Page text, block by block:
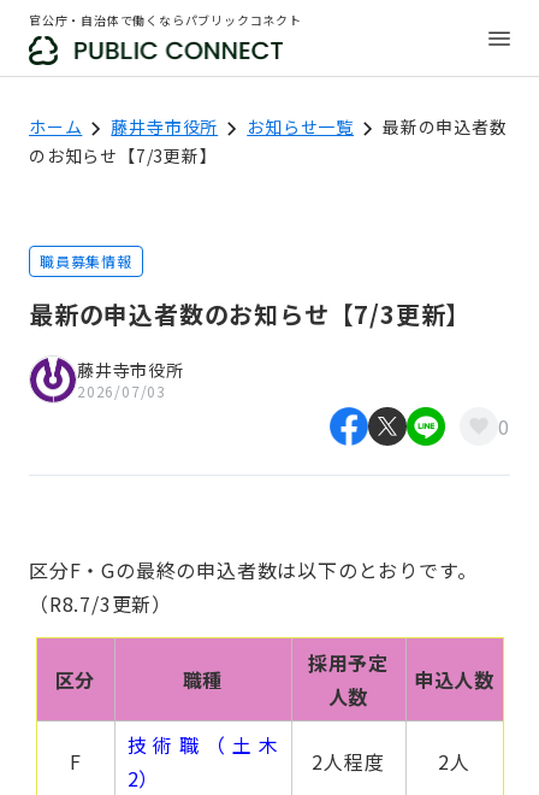
官公庁・自治体で働くならパブリックコネクト
ホーム 藤井寺市役所 お知らせ一覧
最新の申込者数
のお知らせ【7/3更新】
職員募集情報
最新の申込者数のお知らせ【7/3更新】
藤井寺市役所
2026/07/03
0
区分F・Gの最終の申込者数は以下のとおりです。
（R8.7/3更新）
区分 職種
採用予定
人数
申込人数
F
技術職（土木
2）
2人程度 2人